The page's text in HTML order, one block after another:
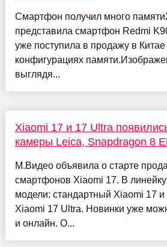
Смартфон получил много
представила смартфон Redmi
уже поступила в продажу в Китае
конфигурациях
выглядя...
Xiaomi 17 и 17 Ultra
камеры Leica, Snapdragon 8
М.Видео объявила о старте
смартфонов Xiaomi 17. В
модели: стандартный Xiaomi 17
Xiaomi 17 Ultra. Новинки уже
и онлайн. О...